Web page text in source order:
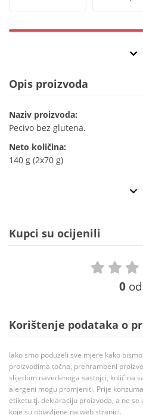
Opis proizvoda
Naziv proizvoda:
Pecivo bez glutena.
Neto količina:
140 g (2x70 g)
Kupci su ocijenili
0
Korištenje podataka o
Iako smo poduzeli sve mjere kako
proizvodima točna, prehrambeni
slijedom navedenoga sastojci, količina
alergeni mogu promjeniti. Prije
etiketu tj. deklaraciju proizvoda, a ne
koje su objavljene na web stranici.